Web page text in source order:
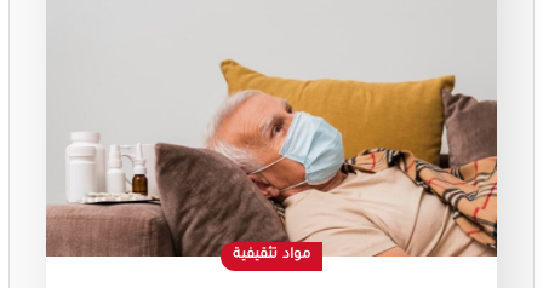
مواد تثقيفية